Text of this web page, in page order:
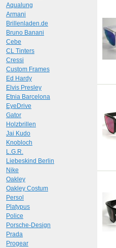
Aqualung
Armani
Brillenladen.de
Bruno Banani
Cebe
CL Tinters
Cressi
Custom Frames
Ed Hardy
Elvis Presley
Etnia Barcelona
EyeDrive
Gator
Holzbrillen
Jai Kudo
Knobloch
L.G.R.
Liebeskind Berlin
Nike
Oakley
Oakley Costum
Persol
Platypus
Police
Porsche-Design
Prada
Progear